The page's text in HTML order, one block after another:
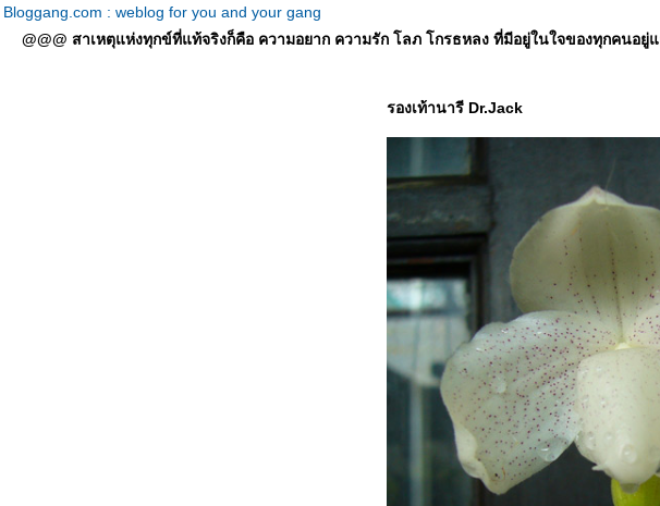
Bloggang.com : weblog for you and your gang
@@@ สาเหตุแห่งทุกข์ที่แท้จริงก็คือ ความอยาก ความรัก โลภ โกรธหลง ที่มีอยู่ในใจของทุกคนอ
รองเท้านารี Dr.Jack